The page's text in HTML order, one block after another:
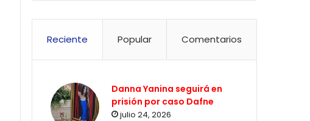
Reciente Popular Comentarios
Danna Yanina seguirá en
prisión por caso Dafne
julio 24, 2026